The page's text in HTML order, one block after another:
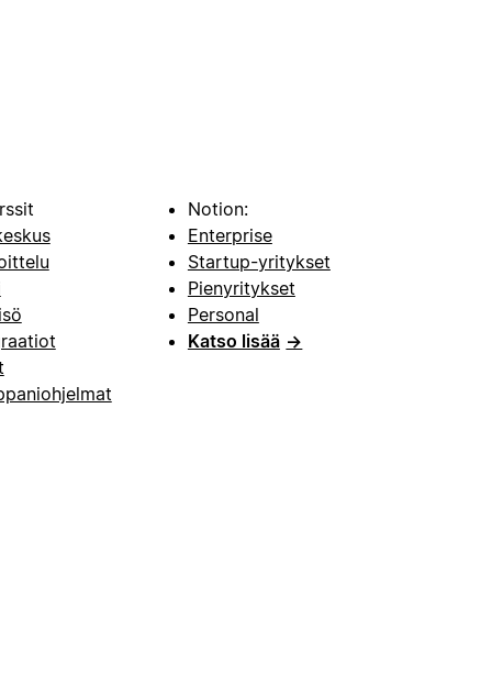
Notion:
Enterprise
Startup-yritykset
Pienyritykset
Personal
Katso lisää →